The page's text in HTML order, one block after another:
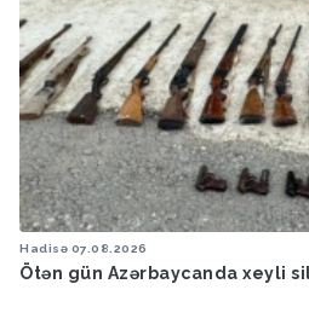
Hadisə 07.08.2026
Ötən ay 13 stomatoloq